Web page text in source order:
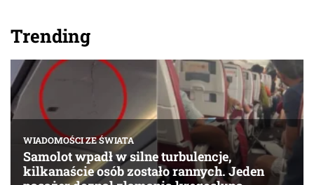
Trending